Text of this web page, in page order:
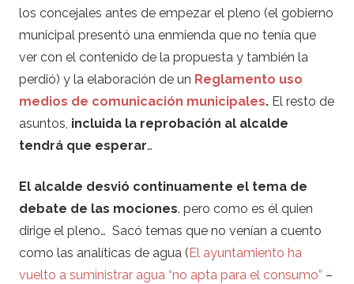
los concejales antes de empezar el pleno (el gobierno
municipal presentó una enmienda que no tenía que
ver con el contenido de la propuesta y también la
perdió) y la elaboración de un Reglamento uso
medios de comunicación municipales. El resto de
asuntos, incluida la reprobación al alcalde
tendrá que esperar…
El alcalde desvió continuamente el tema de
debate de las mociones. pero como es él quien
dirige el pleno… Sacó temas que no venían a cuento
como las analíticas de agua (El ayuntamiento ha
vuelto a suministrar agua “no apta para el consumo” –